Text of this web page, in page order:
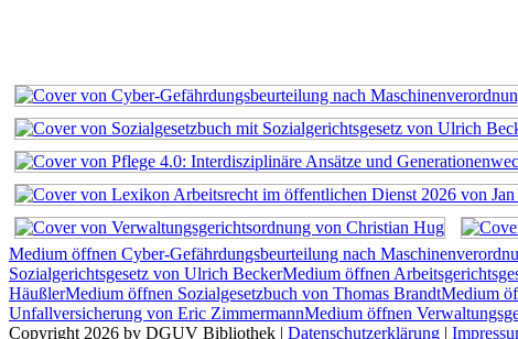
Medium öffnen Cyber-Gefährdungsbeurteilung nach
Sozialgerichtsgesetz von Ulrich BeckerMedium öffnen
HäußlerMedium öffnen Sozialgesetzbuch von Thomas BrandtMedium
Unfallversicherung von Eric ZimmermannMedium öffnen
Copyright 2026 by DGUV Bibliothek | Datenschutzerklärung |